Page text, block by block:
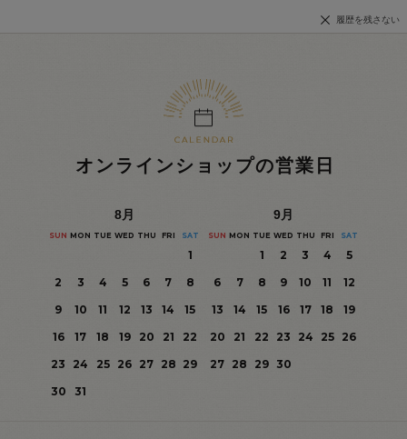
履歴を残さない
オンラインショップの営業日
8月
SUN MON TUE WED THU FRI SAT
1
2
3 4 5 6 7
8
9
10 11 12 13 14
15
16
17 18 19 20 21
22
23
24 25 26 27 28 29
30
31
9月
SUN MON TUE WED THU FRI SAT
1 2 3 4
5
6
7 8 9 10 11
12
13
14 15 16 17 18
19
20
21 22 23 24 25
26
27 28 29 30